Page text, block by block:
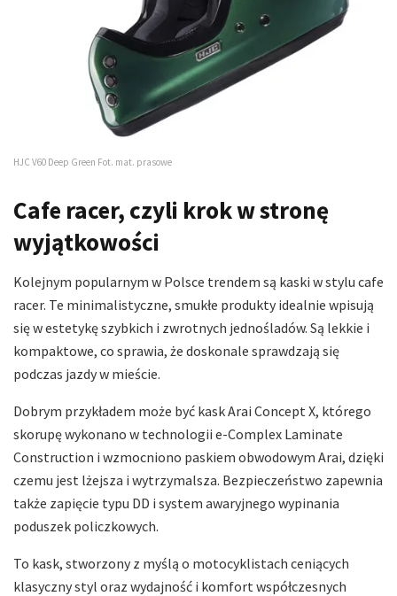
HJC V60 Deep Green Fot. mat. prasowe
Cafe racer, czyli krok w stronę
wyjątkowości
Kolejnym popularnym w Polsce trendem są kaski w stylu cafe
racer. Te minimalistyczne, smukłe produkty idealnie wpisują
się w estetykę szybkich i zwrotnych jednośladów. Są lekkie i
kompaktowe, co sprawia, że doskonale sprawdzają się
podczas jazdy w mieście.
Dobrym przykładem może być kask Arai Concept X, którego
skorupę wykonano w technologii e-Complex Laminate
Construction i wzmocniono paskiem obwodowym Arai, dzięki
czemu jest lżejsza i wytrzymalsza. Bezpieczeństwo zapewnia
także zapięcie typu DD i system awaryjnego wypinania
poduszek policzkowych.
To kask, stworzony z myślą o motocyklistach ceniących
klasyczny styl oraz wydajność i komfort współczesnych